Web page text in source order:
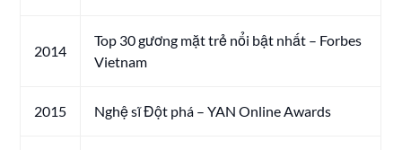
2014
Top 30 gương mặt trẻ nổi bật nhất – Forbes
Vietnam
2015 Nghệ sĩ Đột phá – YAN Online Awards